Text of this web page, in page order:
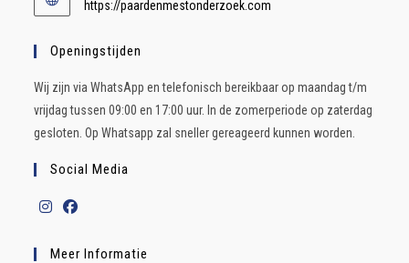
https://paardenmestonderzoek.com
Openingstijden
Wij zijn via WhatsApp en telefonisch bereikbaar op maandag t/m
vrijdag tussen 09:00 en 17:00 uur. In de zomerperiode op zaterdag
gesloten. Op Whatsapp zal sneller gereageerd kunnen worden.
Social Media
Meer Informatie